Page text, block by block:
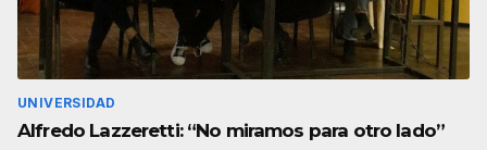
UNIVERSIDAD
Alfredo Lazzeretti: “No miramos para otro lado”